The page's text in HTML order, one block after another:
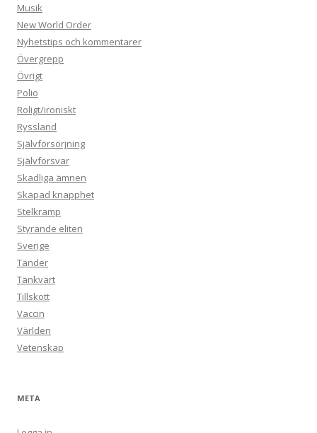
Musik
New World Order
Nyhetstips och kommentarer
Övergrepp
Övrigt
Polio
Roligt/ironiskt
Ryssland
Självförsörjning
Självförsvar
Skadliga ämnen
Skapad knapphet
Stelkramp
Styrande eliten
Sverige
Tänder
Tänkvärt
Tillskott
Vaccin
Världen
Vetenskap
META